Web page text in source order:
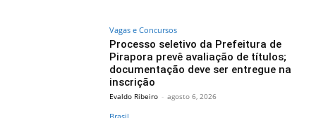
Vagas e Concursos
Processo seletivo da Prefeitura de
Pirapora prevê avaliação de títulos;
documentação deve ser entregue na
inscrição
Evaldo Ribeiro - agosto 6, 2026